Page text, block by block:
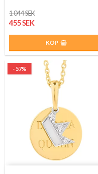
1 044 SEK
455 SEK
KÖP
- 57%